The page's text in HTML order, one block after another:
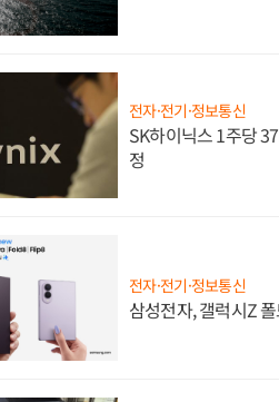
전자·전기·정보통신
SK하이닉스 1주당
정
전자·전기·정보통신
삼성전자, 갤럭시Z